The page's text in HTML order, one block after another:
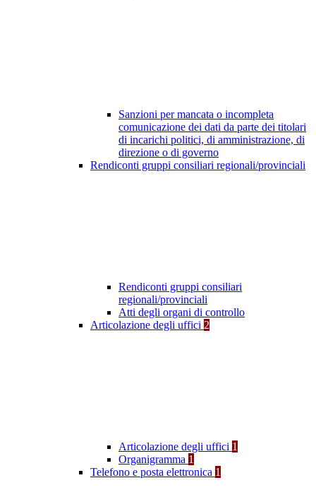
Sanzioni per mancata o incompleta
comunicazione dei dati da parte dei titolari
di incarichi politici, di amministrazione, di
direzione o di governo
Rendiconti gruppi consiliari regionali/provinciali
Rendiconti gruppi consiliari
regionali/provinciali
Atti degli organi di controllo
Articolazione degli uffici 2
Articolazione degli uffici 1
Organigramma 1
Telefono e posta elettronica 1